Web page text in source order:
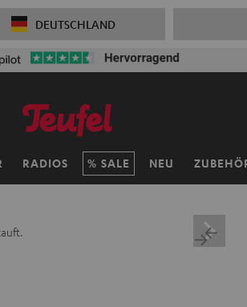
DEUTSCHLAND
mit VKF-72F 06D:12
RADIOS SALE NEU